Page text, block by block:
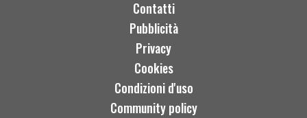
Contatti
Pubblicità
Privacy
Cookies
Condizioni d'uso
Community policy